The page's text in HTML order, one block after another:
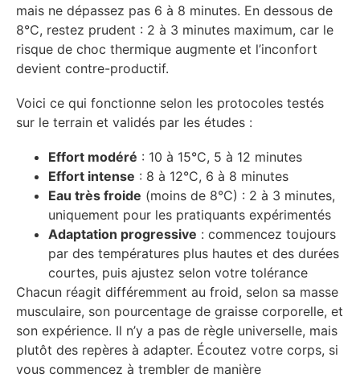
mais ne dépassez pas 6 à 8 minutes. En dessous de
8°C, restez prudent : 2 à 3 minutes maximum, car le
risque de choc thermique augmente et l’inconfort
devient contre-productif.
Voici ce qui fonctionne selon les protocoles testés
sur le terrain et validés par les études :
Effort modéré : 10 à 15°C, 5 à 12 minutes
Effort intense : 8 à 12°C, 6 à 8 minutes
Eau très froide (moins de 8°C) : 2 à 3 minutes,
uniquement pour les pratiquants expérimentés
Adaptation progressive : commencez toujours
par des températures plus hautes et des durées
courtes, puis ajustez selon votre tolérance
Chacun réagit différemment au froid, selon sa masse
musculaire, son pourcentage de graisse corporelle, et
son expérience. Il n’y a pas de règle universelle, mais
plutôt des repères à adapter. Écoutez votre corps, si
vous commencez à trembler de manière